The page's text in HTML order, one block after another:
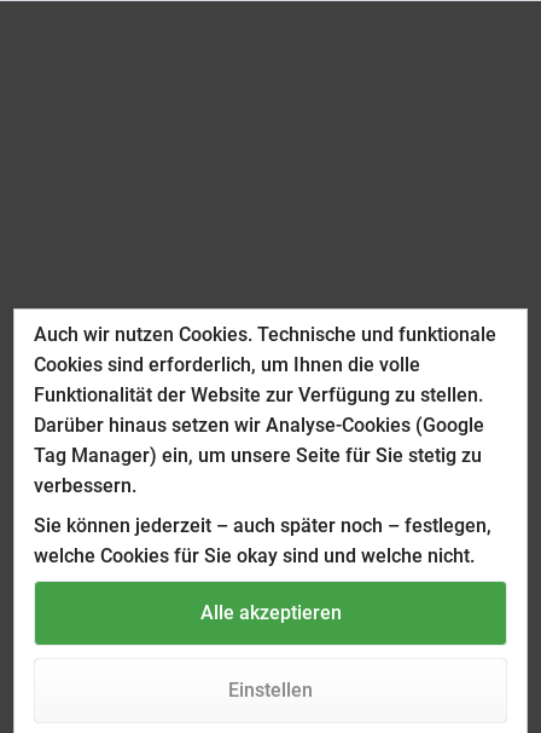
Auch wir nutzen Cookies. Technische und funktionale
Cookies sind erforderlich, um Ihnen die volle
Funktionalität der Website zur Verfügung zu stellen.
Darüber hinaus setzen wir Analyse-Cookies (Google
Tag Manager) ein, um unsere Seite für Sie stetig zu
verbessern.
Sie können jederzeit – auch später noch – festlegen,
welche Cookies für Sie okay sind und welche nicht.
Einstellen
Alle akzeptieren